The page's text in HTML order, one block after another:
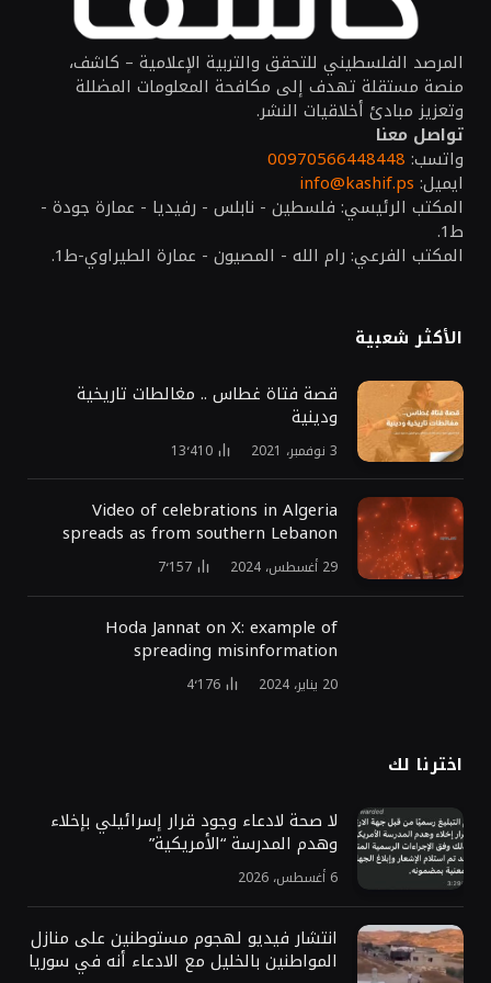
المرصد الفلسطيني للتحقق والتربية الإعلامية – كاشف،
منصة مستقلة تهدف إلى مكافحة المعلومات المضللة
وتعزيز مبادئ أخلاقيات النشر.
تواصل معنا
واتسب: 00970566448448
ايميل: info@kashif.ps
المكتب الرئيسي: فلسطين - نابلس - رفيديا - عمارة جودة -
ط1.
المكتب الفرعي: رام الله - المصيون - عمارة الطيراوي-ط1.
الأكثر شعبية
قصة فتاة غطاس .. مغالطات تاريخية
ودينية
3 نوفمبر، 2021 13٬410
Video of celebrations in Algeria
spreads as from southern Lebanon
29 أغسطس، 2024 7٬157
Hoda Jannat on X: example of
spreading misinformation
20 يناير، 2024 4٬176
اخترنا لك
لا صحة لادعاء وجود قرار إسرائيلي بإخلاء
وهدم المدرسة “الأمريكية”
6 أغسطس، 2026
انتشار فيديو لهجوم مستوطنين على منازل
المواطنين بالخليل مع الادعاء أنه في سوريا